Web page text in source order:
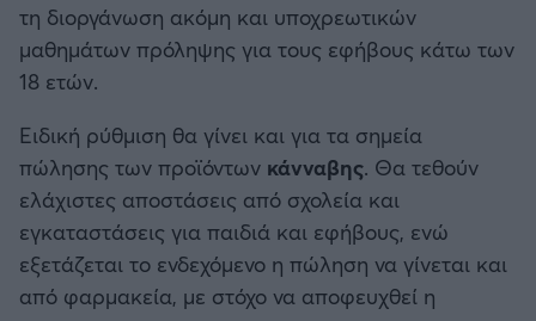
τη διοργάνωση ακόμη και υποχρεωτικών
μαθημάτων πρόληψης για τους εφήβους κάτω των
18 ετών.
Ειδική ρύθμιση θα γίνει και για τα σημεία
πώλησης των προϊόντων κάνναβης. Θα τεθούν
ελάχιστες αποστάσεις από σχολεία και
εγκαταστάσεις για παιδιά και εφήβους, ενώ
εξετάζεται το ενδεχόμενο η πώληση να γίνεται και
από φαρμακεία, με στόχο να αποφευχθεί η